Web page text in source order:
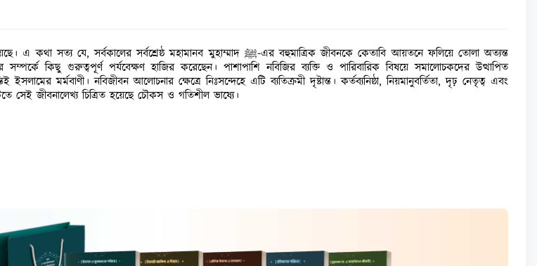
কিছু গুরুত্বপূর্ণ পর্যবেক্ষণ হাজির করেছেন। পাশাপাশি নবিজির ব্যক্তি ও পারিবারিক বিষয়ে সমালোচকদের উত্থাপিত
মর্মবাণী। নবিজীবন আলোচনার ক্ষেত্রে নিঃসন্দেহে এটি ব্যতিক্রমী দৃষ্টান্ত। কর্তব্যনিষ্ঠা, নিয়মানুবর্তিতা, দৃঢ় নেতৃত্ব এবং
জীবনালেখ্য চিত্রিত হয়েছে চৌকস ও গতিশীল ভাষ্যে।